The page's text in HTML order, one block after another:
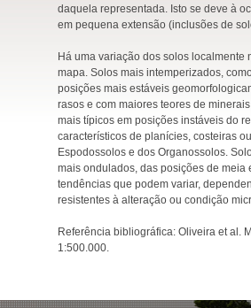
daquela representada. Isto se deve à
em pequena extensão (inclusões de
Há uma variação dos solos
mapa. Solos mais intemperizados,
posições mais estáveis
rasos e com maiores teores de
mais típicos em posições instáveis do
característicos de planícies, costeiras
Espodossolos e dos Organossolos.
mais ondulados, das posições de meia
tendências que podem variar,
resistentes à alteração ou condição
Referência bibliográfica: Oliveira et al.
1:500.000.